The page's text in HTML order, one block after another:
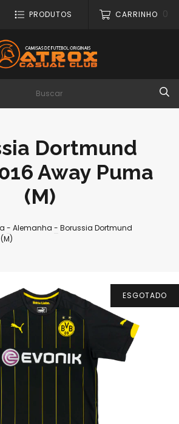
PRODUTOS CARRINHO 0
Dortmund
Away Puma
(M)
- Alemanha - Borussia Dortmund
ESGOTADO